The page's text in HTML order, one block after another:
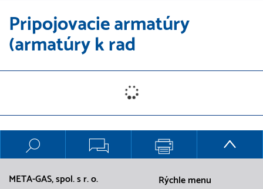
Pripojovacie armatúry
(armatúry k rad
META-GAS, spol. s r. o.
Rýchle menu